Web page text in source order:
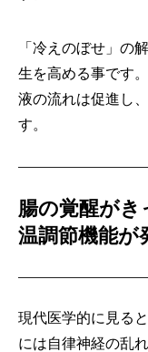
「冷えのぼせ」の
生を高める事です
液の流れは促進し
す。
腸の覚醒が
温調節機能が
現代医学的に見る
には自律神経の乱